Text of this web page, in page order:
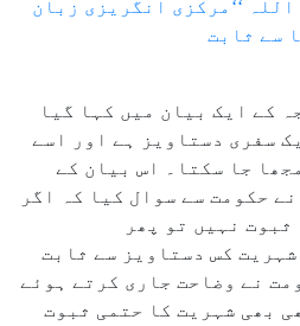
اللہ ‘‘مرکزی انگریزی زبان
سے ثابت
کے ایک بیان میں کہا گیا
سفری دستاویز ہے اور اسے
جا سکتا۔ اس بیان کے
حکومت سے سوال کیا کہ اگر
نہیں تو پھر
کس دستاویز سے ثابت
نے وضاحت جاری کرتے ہوئے
بھی شہریت کا حتمی ثبوت